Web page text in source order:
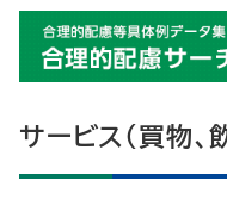
サービス(買物、